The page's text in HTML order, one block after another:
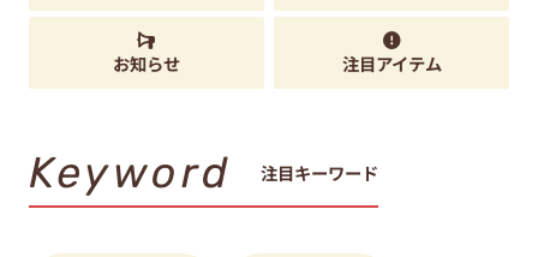
お知らせ 注目アイテム
Keyword 注目キーワード